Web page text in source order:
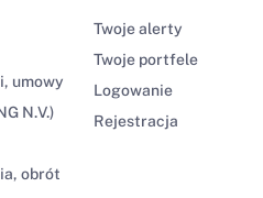
umowy
N.V.)
obrót
Twoje alerty
Twoje portfele
Logowanie
Rejestracja